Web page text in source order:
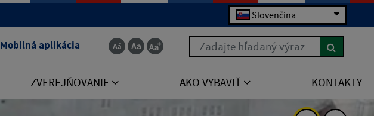
Slovenčina
Mobilná aplikácia Zadajte hľadaný výraz
ZVEREJŇOVANIE AKO VYBAVIŤ KONTAKTY